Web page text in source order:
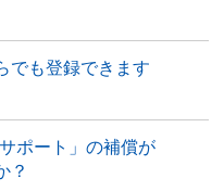
でも登録できます
ポート」の補償が
？